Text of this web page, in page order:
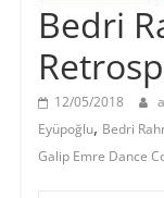
Bedri
12/05/2018
Eyüpoğlu, Bedri
Galip Emre Dance